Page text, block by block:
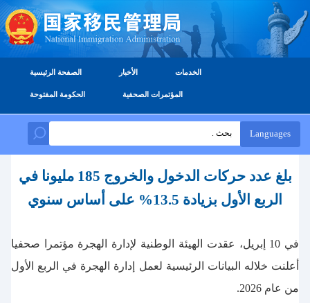
Languages
الصفحة الرئيسية الأخبار الخدمات
الحكومة المفتوحة المؤتمرات الصحفية
بلغ عدد حركات الدخول والخروج 185 مليونا في
الربع الأول بزيادة 13.5% على أساس سنوي
في 10 إبريل، عقدت الهيئة الوطنية لإدارة الهجرة مؤتمرا صحفيا
أعلنت خلاله البيانات الرئيسية لعمل إدارة الهجرة في الربع الأول
من عام 2026.